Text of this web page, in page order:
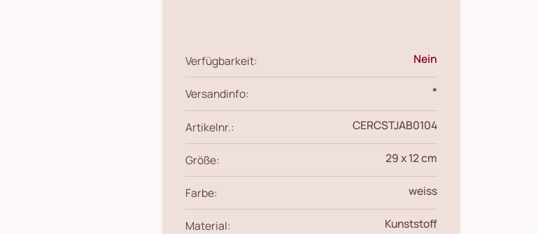
Verfügbarkeit: Nein
Versandinfo: *
Artikelnr.: CERCSTJAB0104
Größe: 29 x 12 cm
Farbe: weiss
Material: Kunststoff